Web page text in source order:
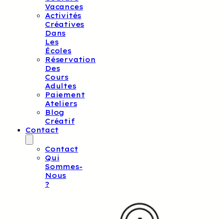
Vacances
Activités
Créatives
Dans
Les
Écoles
Réservation
Des
Cours
Adultes
Paiement
Ateliers
Blog
Créatif
Contact
Contact
Qui
Sommes-
Nous
?